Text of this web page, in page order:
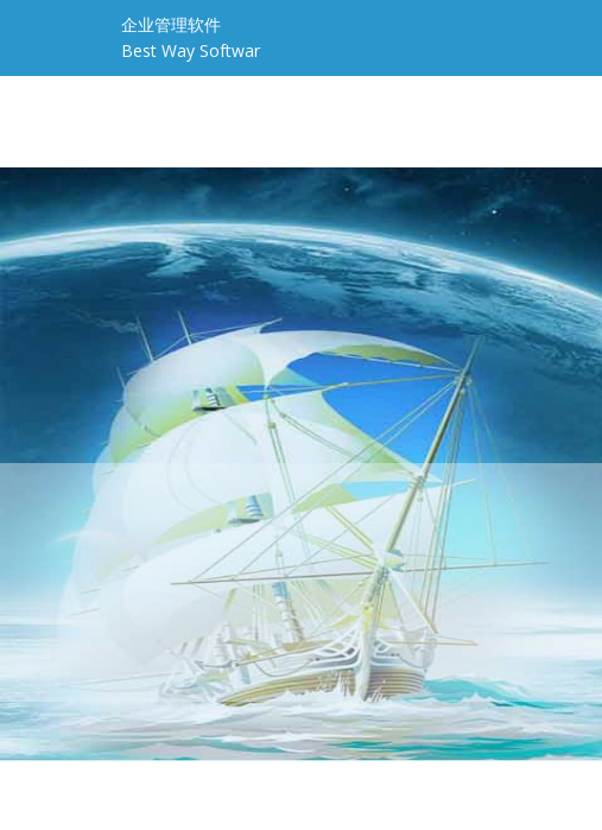
企业管理软件
Best Way Softwar